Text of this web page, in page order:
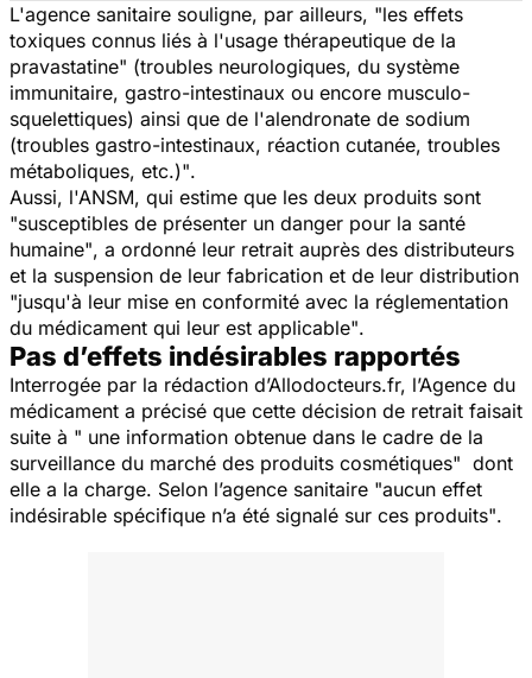
L'agence sanitaire souligne, par ailleurs, "les effets
toxiques connus liés à l'usage thérapeutique de la
pravastatine" (troubles neurologiques, du système
immunitaire, gastro-intestinaux ou encore musculo-
squelettiques) ainsi que de l'alendronate de sodium
(troubles gastro-intestinaux, réaction cutanée, troubles
métaboliques, etc.)".
Aussi, l'ANSM, qui estime que les deux produits sont
"susceptibles de présenter un danger pour la santé
humaine", a ordonné leur retrait auprès des distributeurs
et la suspension de leur fabrication et de leur distribution
"jusqu'à leur mise en conformité avec la réglementation
du médicament qui leur est applicable".
Pas d’effets indésirables rapportés
Interrogée par la rédaction d’Allodocteurs.fr, l’Agence du
médicament a précisé que cette décision de retrait faisait
suite à " une information obtenue dans le cadre de la
surveillance du marché des produits cosmétiques" dont
elle a la charge. Selon l’agence sanitaire "aucun effet
indésirable spécifique n’a été signalé sur ces produits".